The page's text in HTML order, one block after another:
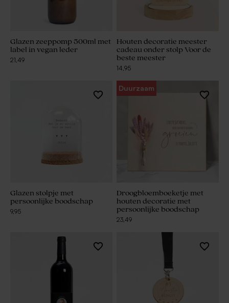
Glazen zeeppomp 500ml met
label in vegan leder
21,49
Houten decoratie meester
cadeau onder stolp Voor de
beste meester
14,95
Glazen stolpje met
persoonlijke boodschap
9,95
Duurzaam
Droogbloemboeketje met
houten decoratie met
persoonlijke boodschap
23,49